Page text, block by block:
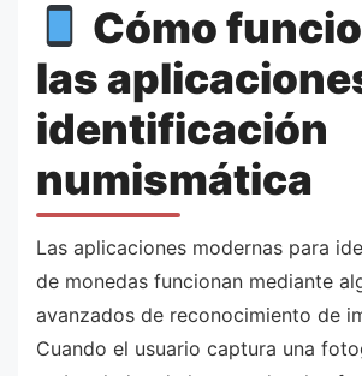
Cómo
las
identificación
numismática
Las aplicaciones modernas para
de monedas funcionan mediante
avanzados de reconocimiento de
Cuando el usuario captura una